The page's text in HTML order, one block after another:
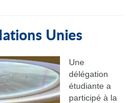
Unies
Une
délégation
étudiante a
participé à la